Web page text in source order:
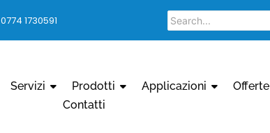
0774 1730591
Servizi Prodotti Applicazioni
Offerte
Contatti